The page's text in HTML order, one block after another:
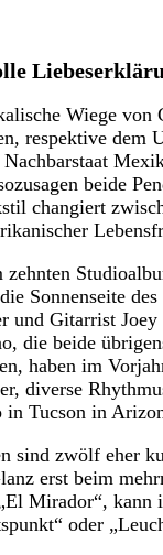
Wiege von
respektive dem
beide
changiert
Sonnenseite
und Gitarrist
die beide
haben im
diverse
in Tucson in
sind zwölf eher
erst beim
Mirador“, kann
oder